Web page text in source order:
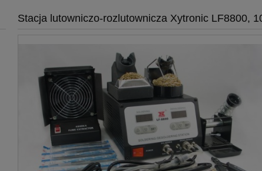
Stacja lutowniczo-rozlutownicza Xytronic LF8800,